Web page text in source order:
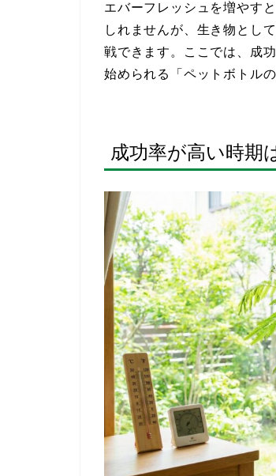
エバーフレッシュを増やす
しれませんが、生き物とし
戦できます。ここでは、成
始められる「ペットボトル
成功率が高い時期